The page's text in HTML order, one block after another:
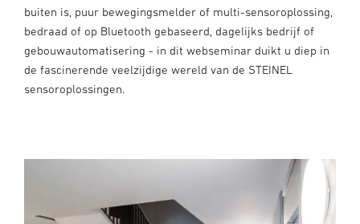
buiten is, puur bewegingsmelder of multi-sensoroplossing,
bedraad of op Bluetooth gebaseerd, dagelijks bedrijf of
gebouwautomatisering - in dit webseminar duikt u diep in
de fascinerende veelzijdige wereld van de STEINEL
sensoroplossingen.